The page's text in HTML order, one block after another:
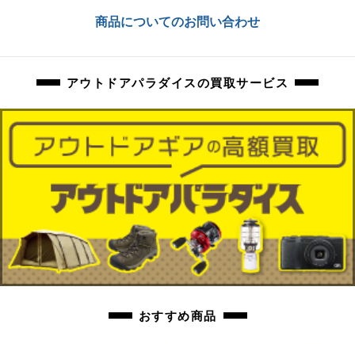
札者様でご用意いただきますようお願いいたします。
年代物のお品物になりますので、ある程度の不具合はメンテナンス、修復して
商品管理コード
orb-2310300822-od-081546663
商品についてのお問い合わせ
アウトドアパラダイスの買取サービス
おすすめ商品